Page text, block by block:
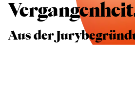
Aus der